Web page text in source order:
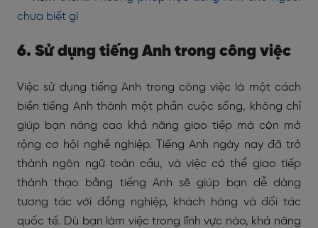
chưa biết gì
6. Sử dụng tiếng Anh trong công việc
Việc sử dụng tiếng Anh trong công việc là một cách
biến tiếng Anh thành một phần cuộc sống, không chỉ
giúp bạn nâng cao khả năng giao tiếp mà còn mở
rộng cơ hội nghề nghiệp. Tiếng Anh ngày nay đã trở
thành ngôn ngữ toàn cầu, và việc có thể giao tiếp
thành thạo bằng tiếng Anh sẽ giúp bạn dễ dàng
tương tác với đồng nghiệp, khách hàng và đối tác
quốc tế. Dù bạn làm việc trong lĩnh vực nào, khả năng